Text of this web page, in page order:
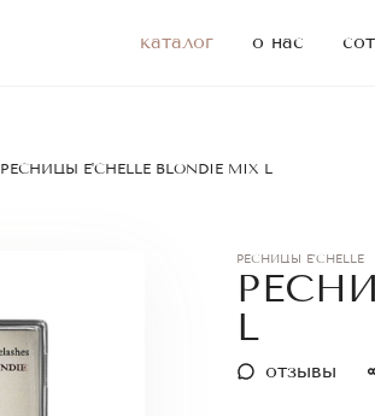
каталог о нас
РЕСНИЦЫ E'CHELLE BLONDIE MIX L
РЕСНИЦЫ E'CHELLE
L
отзывы